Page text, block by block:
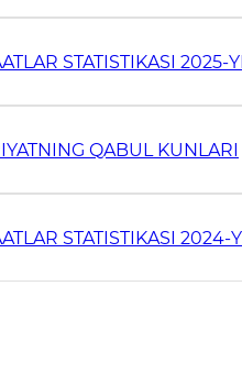
STATISTIKASI 2025-
QABUL KUNLARI
STATISTIKASI 2024-